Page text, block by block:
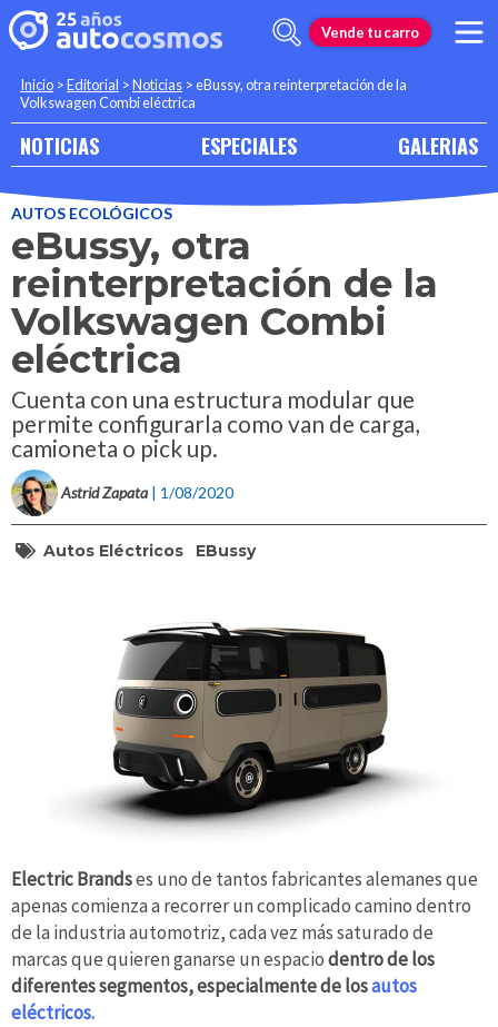
Vende tu carro
Inicio >Editorial >Noticias >eBussy, otra reinterpretación de la
Volkswagen Combi eléctrica
NOTICIAS ESPECIALES GALERIAS
AUTOS ECOLÓGICOS
eBussy, otra
reinterpretación de la
Volkswagen Combi
eléctrica
Cuenta con una estructura modular que
permite configurarla como van de carga,
camioneta o pick up.
Astrid Zapata | 1/08/2020
Autos Eléctricos EBussy
Electric Brandses uno de tantos fabricantes alemanes que
apenas comienza a recorrer un complicado camino dentro
de la industria automotriz, cada vez más saturado de
marcas que quieren ganarse un espaciodentro de los
diferentes segmentos, especialmente de losautos
eléctricos.